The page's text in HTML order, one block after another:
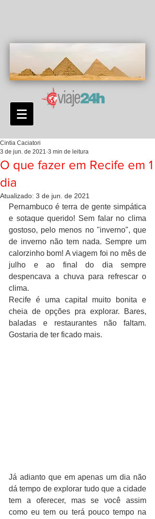
O que fazer em Recife em 1
dia
Cintia Caciatori
3 de jun. de 2021 3 min de leitura
Atualizado: 3 de jun. de 2021
Pernambuco é terra de gente simpática
e sotaque querido! Sem falar no clima
gostoso, pelo menos no "inverno", que
de inverno não tem nada. Sempre um
calorzinho bom! A viagem foi no mês de
julho e ao final do dia sempre
despencava a chuva para refrescar o
clima.
Recife é uma capital muito bonita e
cheia de opções pra explorar. Bares,
baladas e restaurantes não faltam.
Gostaria de ter ficado mais.
Já adianto que em apenas um dia não
dá tempo de explorar tudo que a cidade
tem a oferecer, mas se você assim
como eu tem ou terá pouco tempo na